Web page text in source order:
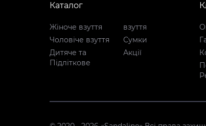
Каталог
Жіноче взуття
Чоловіче взуття
Дитяче та
Підліткове
взуття
Сумки
Акції